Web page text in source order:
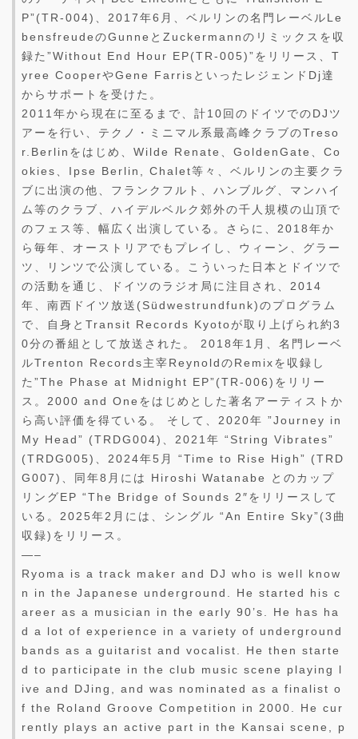
P”(TR-004)、2017年6月、ベルリンの名門レーベルLe
bensfreudeのGunneとZuckermannのリミックスを収
録た”Without End Hour EP(TR-005)”をリリース、T
yree CooperやGene FarrisといったレジェンドDj達
からサポートを受けた。
2011年から現在に至るまで、計10回のドイツでのDJツ
アーを行い、テクノ・ミニマル系最高峰クラブのTreso
r.Berlinをはじめ、Wilde Renate、GoldenGate、Co
okies、Ipse Berlin, Chalet等々、ベルリンの主要クラ
ブに出演の他、フランクフルト、ハンブルグ、マンハイ
ム等のクラブ、ハイデルベルク郊外の千人規模の山頂で
のフェス等、幅広く出演している。さらに、2018年か
ら毎年、オーストリアでもプレイし、ウィーン、グラー
ツ、リンツで公演している。こういった日本とドイツで
の活動を通じ、ドイツのラジオ局に注目され、2014
年、南西ドイツ放送(Südwestrundfunk)のプログラム
で、自身とTransit Records Kyotoが取り上げられ約3
0分の番組として放送された。 2018年1月、名門レーベ
ルTrenton Records主宰ReynoldのRemixを収録し
た”The Phase at Midnight EP”(TR-006)をリリー
ス。2000 and Oneをはじめとした著名アーティストか
ら高い評価を得ている。 そして、2020年 ”Journey in
My Head” (TRDG004)、2021年 “String Vibrates”
(TRDG005)、2024年5月 “Time to Rise High” (TRD
G007)、同年8月には Hiroshi Watanabe とのカップ
リングEP “The Bridge of Sounds 2″をリリースして
いる。2025年2月には、シングル “An Entire Sky”(3曲
収録)をリリース。
—–
Ryoma is a track maker and DJ who is well know
n in the Japanese underground. He started his c
areer as a musician in the early 90’s. He has ha
d a lot of experience in a variety of underground
bands as a guitarist and vocalist. He then starte
d to participate in the club music scene playing l
ive and DJing, and was nominated as a finalist o
f the Roland Groove Competition in 2000. He cur
rently plays an active part in the Kansai scene, p